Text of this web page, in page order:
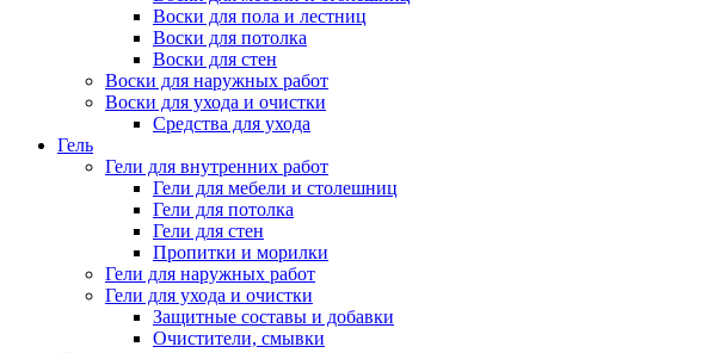
Воски для пола и лестниц
Воски для потолка
Воски для стен
Воски для наружных работ
Воски для ухода и очистки
Средства для ухода
Гель
Гели для внутренних работ
Гели для мебели и столешниц
Гели для потолка
Гели для стен
Пропитки и морилки
Гели для наружных работ
Гели для ухода и очистки
Защитные составы и добавки
Очистители, смывки